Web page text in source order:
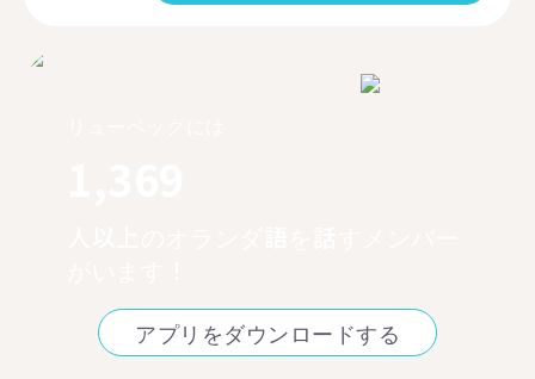
アプリをダウンロードする